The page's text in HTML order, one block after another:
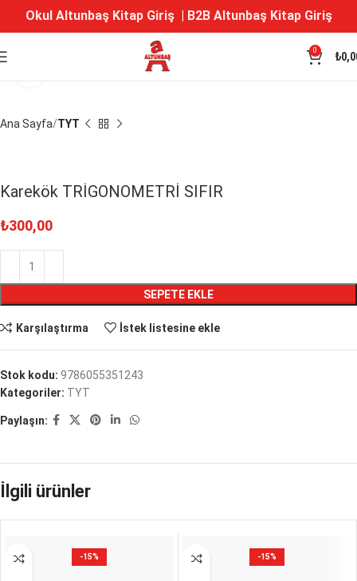
Okul Altunbaş Kitap Giriş| B2B Altunbaş Kitap Giriş
0 ₺
Büyütmek için tıklayın
Ana Sayfa TYT
Karekök TRİGONOMETRİ SIFIR
₺300,00
SEPETE EKLE
Karşılaştırma İstek listesine ekle
Stok kodu: 9786055351243
Kategoriler: TYT
Paylaşın:
İlgili ürünler
-15% -15%